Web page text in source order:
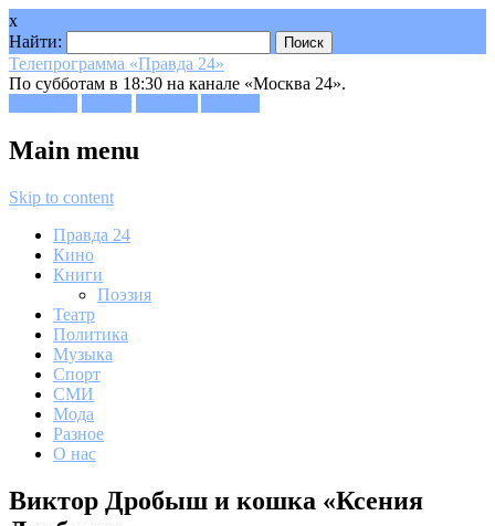
x
Найти:
Телепрограмма «Правда 24»
По субботам в 18:30 на канале «Москва 24».
Main menu
Skip to content
Правда 24
Кино
Книги
Поэзия
Театр
Политика
Музыка
Спорт
СМИ
Мода
Разное
О нас
Виктор Дробыш и кошка «Ксения